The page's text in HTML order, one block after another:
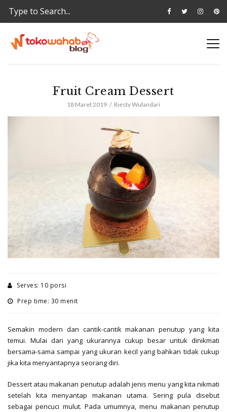
Fruit Cream Dessert
18 Maret 2019 Riesty Wulandari
Serves: 10 porsi
Prep time: 30 menit
Semakin modern dan cantik-cantik makanan penutup yang kita
temui. Mulai dari yang ukurannya cukup besar untuk dinikmati
bersama-sama sampai yang ukuran kecil yang bahkan tidak cukup
jika kita menyantapnya seorang diri.
Dessert atau makanan penutup adalah jenis menu yang kita nikmati
setelah kita menyantap makanan utama. Sering pula disebut
sebagai pencuci mulut. Pada umumnya, menu makanan penutup